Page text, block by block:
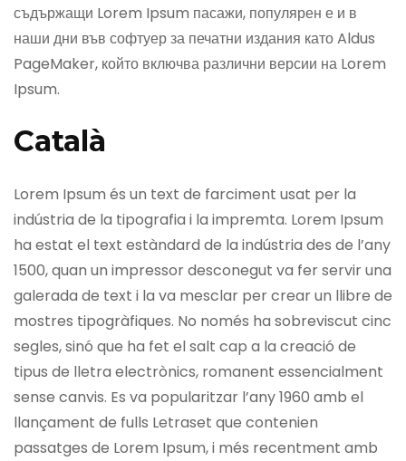
съдържащи Lorem Ipsum пасажи, популярен е и в
наши дни във софтуер за печатни издания като Aldus
PageMaker, който включва различни версии на Lorem
Ipsum.
Català
Lorem Ipsum és un text de farciment usat per la
indústria de la tipografia i la impremta. Lorem Ipsum
ha estat el text estàndard de la indústria des de l’any
1500, quan un impressor desconegut va fer servir una
galerada de text i la va mesclar per crear un llibre de
mostres tipogràfiques. No només ha sobreviscut cinc
segles, sinó que ha fet el salt cap a la creació de
tipus de lletra electrònics, romanent essencialment
sense canvis. Es va popularitzar l’any 1960 amb el
llançament de fulls Letraset que contenien
passatges de Lorem Ipsum, i més recentment amb